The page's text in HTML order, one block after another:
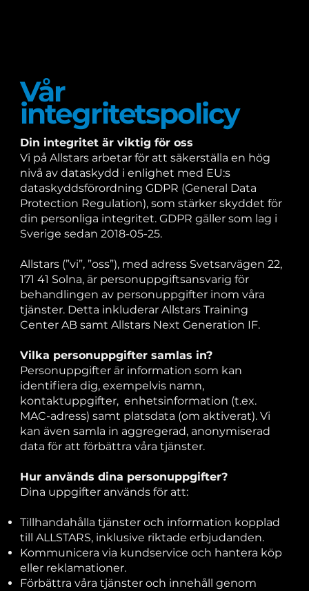
Vår
integritetspolicy
Din integritet är viktig för oss
Vi på Allstars arbetar för att säkerställa en hög
nivå av dataskydd i enlighet med EU:s
dataskyddsförordning GDPR (General Data
Protection Regulation), som stärker skyddet för
din personliga integritet. GDPR gäller som lag i
Sverige sedan 2018-05-25.
Allstars (”vi”, ”oss”), med adress Svetsarvägen 22,
171 41 Solna, är personuppgiftsansvarig för
behandlingen av personuppgifter inom våra
tjänster. Detta inkluderar Allstars Training
Center AB samt Allstars Next Generation IF.
Vilka personuppgifter samlas in?
Personuppgifter är information som kan
identifiera dig, exempelvis namn,
kontaktuppgifter, enhetsinformation (t.ex.
MAC-adress) samt platsdata (om aktiverat). Vi
kan även samla in aggregerad, anonymiserad
data för att förbättra våra tjänster.
Hur används dina personuppgifter?
Dina uppgifter används för att:
Tillhandahålla tjänster och information kopplad
till ALLSTARS, inklusive riktade erbjudanden.
Kommunicera via kundservice och hantera köp
eller reklamationer.
Förbättra våra tjänster och innehåll genom